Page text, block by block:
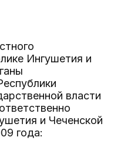
Ингушетия и
власти
и Чеченской
года: